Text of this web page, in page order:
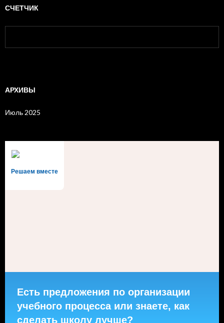
СЧЕТЧИК
АРХИВЫ
Июль 2025
Решаем вместе
Есть предложения по организации
учебного процесса или знаете, как
сделать школу лучше?